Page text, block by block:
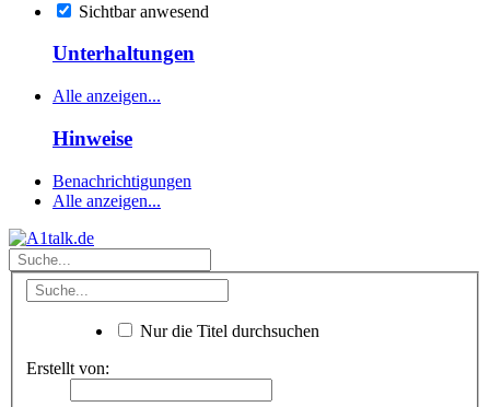
Sichtbar anwesend
Unterhaltungen
Alle anzeigen...
Hinweise
Benachrichtigungen
Alle anzeigen...
Nur die Titel durchsuchen
Erstellt von: